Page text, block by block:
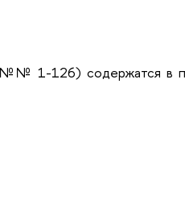
(№№ 1-126) содержатся в